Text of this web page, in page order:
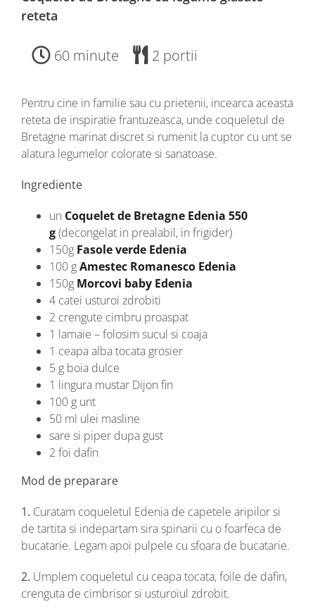
reteta
60 minute 2 portii
Pentru cine in familie sau cu prietenii, incearca aceasta
reteta de inspiratie frantuzeasca, unde coqueletul de
Bretagne marinat discret si rumenit la cuptor cu unt se
alatura legumelor colorate si sanatoase.
Ingrediente
un Coquelet de Bretagne Edenia 550
g(decongelat in prealabil, in frigider)
150g Fasole verde Edenia
100 gAmestec Romanesco Edenia
150g Morcovi baby Edenia
4 catei usturoi zdrobiti
2 crengute cimbru proaspat
1 lamaie – folosim sucul si coaja
1 ceapa alba tocata grosier
5 g boia dulce
1 lingura mustar Dijon fin
100 g unt
50 ml ulei masline
sare si piper dupa gust
2 foi dafin
Mod de preparare
1. Curatam coqueletul Edenia de capetele aripilor si
de tartita si indepartam sira spinarii cu o foarfeca de
bucatarie. Legam apoi pulpele cu sfoara de bucatarie.
2. Umplem coqueletul cu ceapa tocata, foile de dafin,
crenguta de cimbrisor si usturoiul zdrobit.